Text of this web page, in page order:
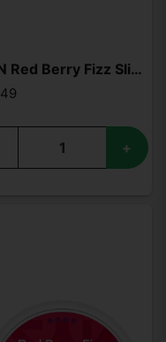
ZYN Red Berry Fizz Slim S2
+